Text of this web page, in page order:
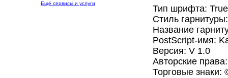
Ещё сервисы и услуги
Тип шрифта:
Стиль
Название
PostScript-имя:
Версия: V 1.0
Авторские
Торговые знаки: